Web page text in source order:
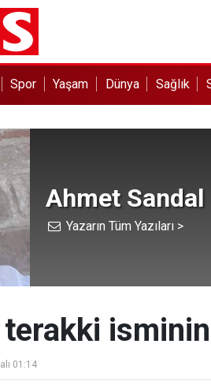
Spor Yaşam Dünya Sağlık
Ahmet Sandal
Yazarın Tüm Yazıları >
01:14